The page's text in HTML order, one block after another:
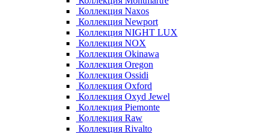
Коллекция Naxos
Коллекция Newport
Коллекция NIGHT LUX
Коллекция NOX
Коллекция Okinawa
Коллекция Oregon
Коллекция Ossidi
Коллекция Oxford
Коллекция Oxyd Jewel
Коллекция Piemonte
Коллекция Raw
Коллекция Rivalto